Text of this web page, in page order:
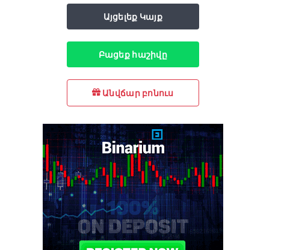
Այցելեք Կայք
Բացեք հաշիվը
Անվճար բոնուս